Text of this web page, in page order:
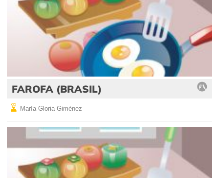
FAROFA (BRASIL)
María Gloria Giménez